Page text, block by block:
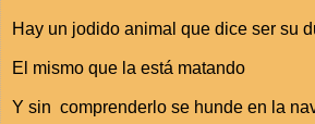
Hay un jodido animal que dice ser su
El mismo que la está matando
Y sin comprenderlo se hunde en la